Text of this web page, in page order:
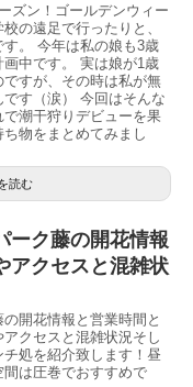
ズン！ゴールデンウィー
の遠足で行ったりと、
す。 今年は私の娘も3歳
中です。 実は娘が1歳
すが、その時は私が無
す（涙） 今回はそんな
潮干狩りデビューを果
物をまとめてみまし
読む
ーク藤の開花情報
アクセスと混雑状
開花情報と営業時間と
クセスと混雑状況そし
処を紹介致します！昼
は圧巻でおすすめで